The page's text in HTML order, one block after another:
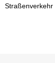
Straßenverkehr